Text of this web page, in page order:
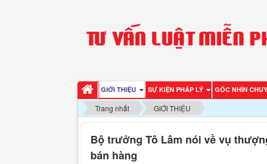
GIỚI THIỆU SỰ KIỆN PHÁP LÝ GÓC NHÌN
Trang nhất GIỚI THIỆU
Bộ trưởng Tô Lâm nói về vụ
bán hàng